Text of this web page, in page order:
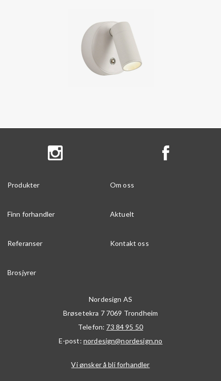
Produkter Om oss
Finn forhandler Aktuelt
Referanser Kontakt oss
Brosjyrer
Nordesign AS
Brøsetekra 7 7069 Trondheim
Telefon: 73 84 95 50
E-post: nordesign@nordesign.no
Vi ønsker å bli forhandler